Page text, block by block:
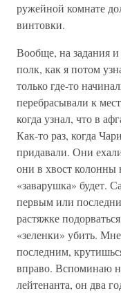
ружейной комнате
винтовки.
Вообще, на задания
полк, как я потом
только где-то
перебрасывали к
когда узнал, что в
Как-то раз, когда
придавали. Они
они в хвост колонны
«заварушка» будет.
первым или
растяжке
«зеленки» убить.
последним,
вправо. Вспоминаю
лейтенанта, он два